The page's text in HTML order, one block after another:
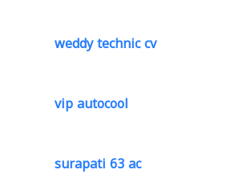
weddy technic cv
vip autocool
surapati 63 ac